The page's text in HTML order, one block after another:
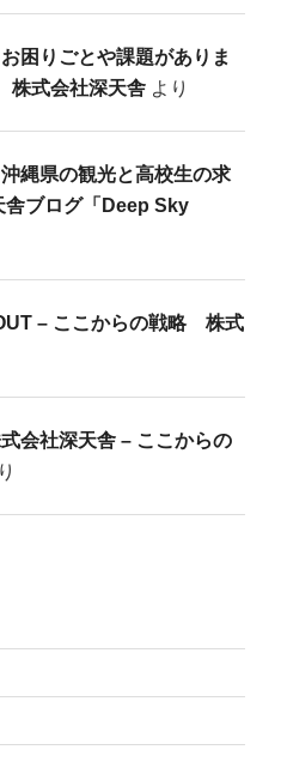
お困りごとや課題がありま
株式会社深天舎 より
沖縄県の観光と高校生の求
舎ブログ「Deep Sky
– ここからの戦略 株式
会社深天舎 – ここからの